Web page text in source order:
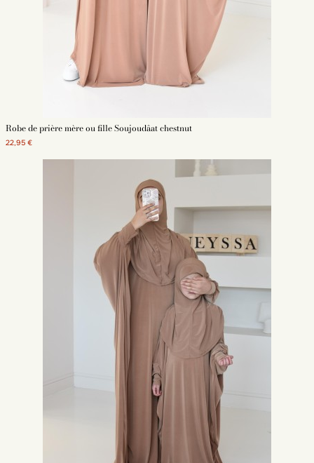
Robe de prière mère ou fille Soujoudâat chestnut
22,95 €